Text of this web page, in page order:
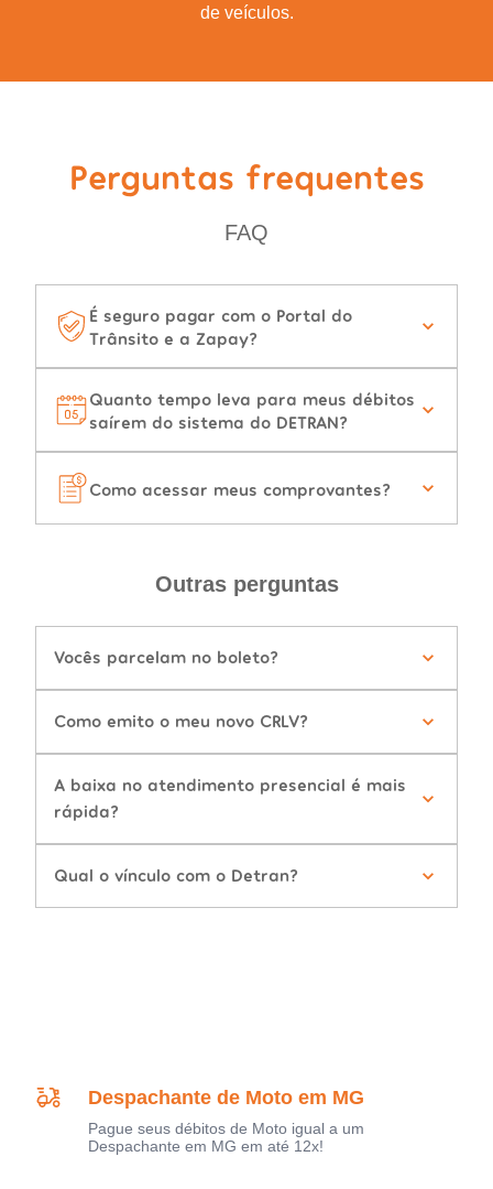
de veículos.
Perguntas frequentes
FAQ
É seguro pagar com o Portal do
Trânsito e a Zapay?
Quanto tempo leva para meus débitos
saírem do sistema do DETRAN?
Como acessar meus comprovantes?
Outras perguntas
Vocês parcelam no boleto?
Como emito o meu novo CRLV?
A baixa no atendimento presencial é mais
rápida?
Qual o vínculo com o Detran?
Despachante de Moto em MG
Pague seus débitos de Moto igual a um
Despachante em MG em até 12x!